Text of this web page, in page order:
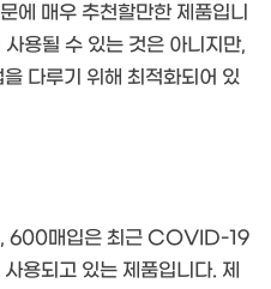
에 매우 추천할만한 제품입니
용될 수 있는 것은 아니지만,
다루기 위해 최적화되어 있
, 600매입은 최근 COVID-19
용되고 있는 제품입니다. 제